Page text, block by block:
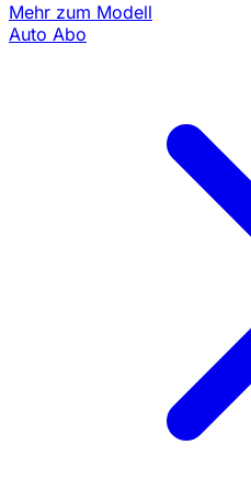
Mehr zum Modell
Auto Abo